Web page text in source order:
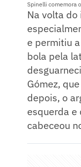
Spinelli comemora
Na volta do
e permitiu
bola pela
Gómez,
depois, o
esquerda e
cabeceou